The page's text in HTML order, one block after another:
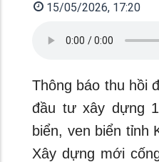
15/05/2026, 17:20
Thông báo thu hồi
đầu tư xây dựng
biển, ven biển tỉnh
Xây dựng mới